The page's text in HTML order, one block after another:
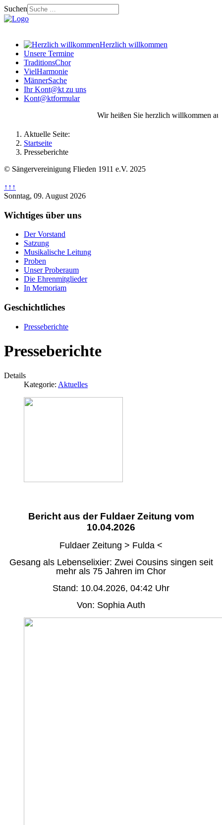
Suchen
Herzlich willkommen
Unsere Termine
TraditionsChor
VielHarmonie
MännerSache
Ihr Kont@kt zu uns
Kont@ktformular
Wir heißen Sie herzlich willkommen auf
Aktuelle Seite:
Startseite
Presseberichte
© Sängervereinigung Flieden 1911 e.V. 2025
↑↑↑
Sonntag, 09. August 2026
Wichtiges über uns
Der Vorstand
Satzung
Musikalische Leitung
Proben
Unser Proberaum
Die Ehrenmitglieder
In Memoriam
Geschichtliches
Presseberichte
Presseberichte
Details
Kategorie: Aktuelles
Bericht aus der Fuldaer Zeitung vom
10.04.2026
Fuldaer Zeitung > Fulda <
Gesang als Lebenselixier: Zwei Cousins singen seit
mehr als 75 Jahren im Chor
Stand: 10.04.2026, 04:42 Uhr
Von: Sophia Auth